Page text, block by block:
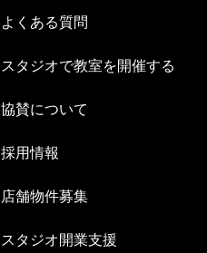
よくある質問
スタジオで教室を開催する
協賛について
採用情報
店舗物件募集
スタジオ開業支援